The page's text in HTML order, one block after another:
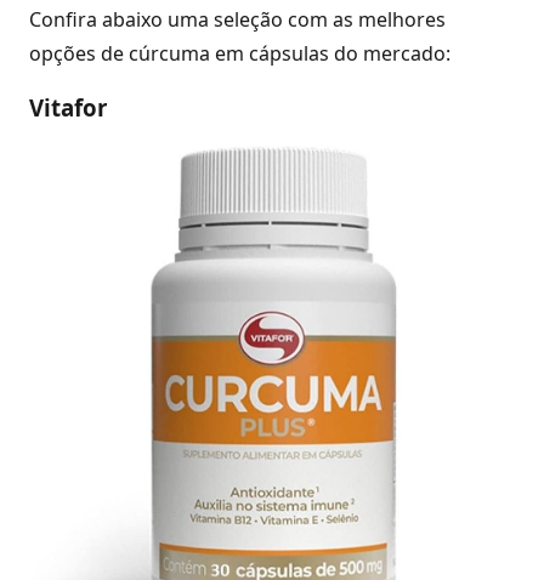
Confira abaixo uma seleção com as melhores
opções de cúrcuma em cápsulas do mercado:
Vitafor